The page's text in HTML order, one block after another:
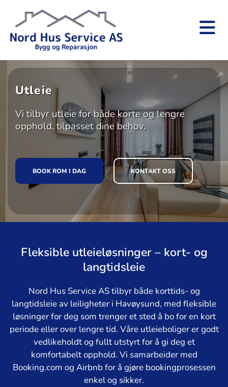
Utleie
Vi tilbyr utleie for både korte og lengre
opphold, tilpasset dine behov.
BOOK ROM I DAG KONTAKT OSS
Fleksible utleieløsninger – kort- og
langtidsleie
Nord Hus Service AS tilbyr både korttids- og
langtidsleie av leiligheter i Havøysund, med fleksible
løsninger for deg som trenger et sted å bo for en kort
periode eller over lengre tid. Våre utleieboliger er godt
vedlikeholdt og fullt utstyrt for å gi deg et
komfortabelt opphold. Vi samarbeider med
Booking.com og Airbnb for å gjøre bookingprosessen
enkel og sikker.